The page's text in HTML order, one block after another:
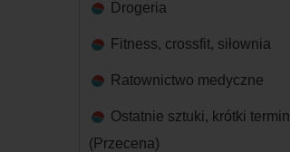
Drogeria
Fitness, crossfit, siłownia
Ratownictwo medyczne
Ostatnie sztuki, krótki termin
(Przecena)